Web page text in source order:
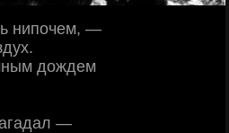
нипочем, —
дождем
—